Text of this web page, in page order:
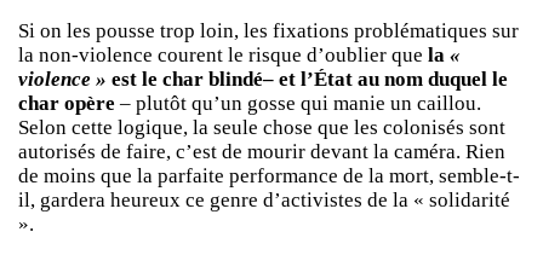
Si on les pousse trop loin, les fixations problématiques sur
la non-violence courent le risque d’oublier que la «
violence » est le char blindé– et l’État au nom duquel le
char opère – plutôt qu’un gosse qui manie un caillou.
Selon cette logique, la seule chose que les colonisés sont
autorisés de faire, c’est de mourir devant la caméra. Rien
de moins que la parfaite performance de la mort, semble-t-
il, gardera heureux ce genre d’activistes de la « solidarité
».